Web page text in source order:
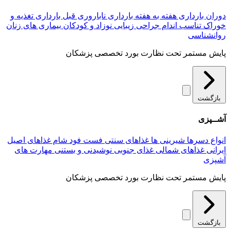
دوران بارداری هفته به هفته بارداری ناباروری قبل بارداری تغذیه و
خوراک تناسب اندام جراحی زیبایی نوزاد و کودکان بیماری های زنان
روانشناسی
پایش مستمر تحت نظارت بورد تخصصی پزشکان
بازگشت
آشــپزی
انواع دسرها شیرینی ها غذاهای سنتی فست فود شام غذاهای اصیل
ایرانی غذاهای شمالی غذای جنوبی نوشیدنی و بستنی مهارت های
آشپزی
پایش مستمر تحت نظارت بورد تخصصی پزشکان
بازگشت